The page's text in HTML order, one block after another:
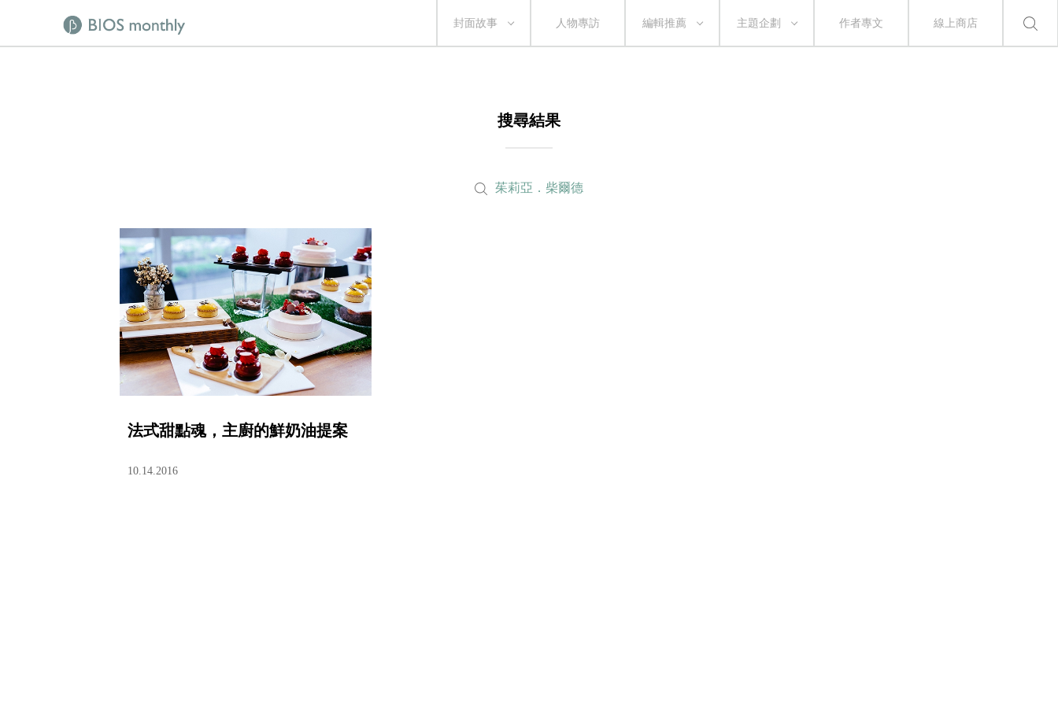
封面故事 人物專訪 編輯推薦 主題企劃 作者專文 線上商店
搜尋結果
茱莉亞．柴爾德
法式甜點魂，主廚的鮮奶油提案
10.14.2016